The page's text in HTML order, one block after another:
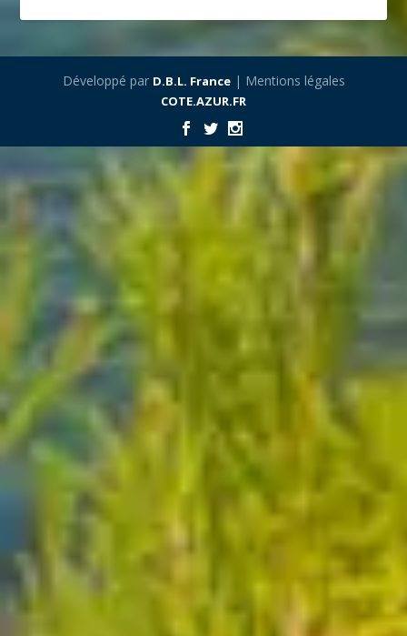
Développé par D.B.L. France| Mentions légales
COTE.AZUR.FR